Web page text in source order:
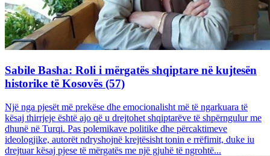
Sabile Basha: Roli i mërgatës shqiptare në kujtesën
historike të Kosovës (57)
Një nga pjesët më prekëse dhe emocionalisht më të ngarkuara të
kësaj thirrjeje është ajo që u drejtohet shqiptarëve të shpërngulur me
dhunë në Turqi. Pas polemikave politike dhe përcaktimeve
ideologjike, autorët ndryshojnë krejtësisht tonin e rrëfimit, duke iu
drejtuar kësaj pjese të mërgatës me një gjuhë të ngrohtë...